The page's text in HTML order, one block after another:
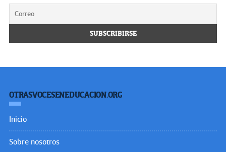
OTRASVOCESENEDUCACION.ORG
Inicio
Sobre nosotros